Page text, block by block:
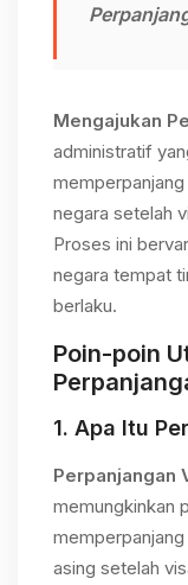
Mengajukan
administratif
negara setelah
Proses ini
negara tempat
berlaku.
Poin-poin
1. Apa Itu
Perpanjangan
memungkinkan
asing setelah